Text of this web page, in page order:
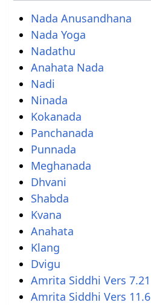
Nada Anusandhana
Nada Yoga
Nadathu
Anahata Nada
Nadi
Ninada
Kokanada
Panchanada
Punnada
Meghanada
Dhvani
Shabda
Kvana
Anahata
Klang
Dvigu
Amrita Siddhi Vers 7.21
Amrita Siddhi Vers 11.6